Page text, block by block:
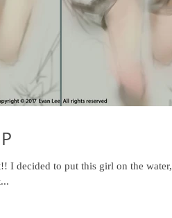
I decided to put this girl on the